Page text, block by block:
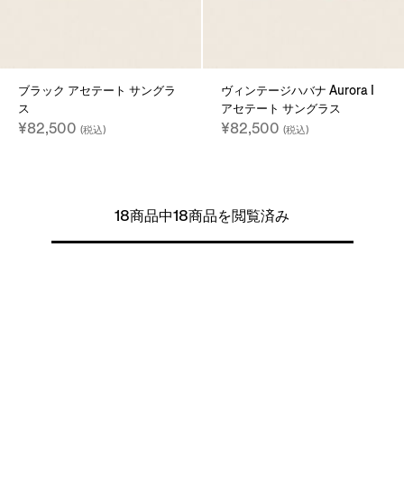
ブラック アセテート サングラ
ス
¥82,500 (税込)
ヴィンテージハバナ Aurora I
アセテート サングラス
¥82,500 (税込)
18商品中18商品を閲覧済み